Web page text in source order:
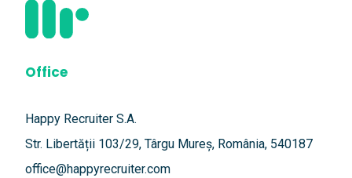
Office
Happy Recruiter S.A.
Str. Libertății 103/29, Târgu Mureș, România, 540187
office@happyrecruiter.com